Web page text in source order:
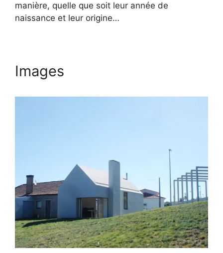
manière, quelle que soit leur année de
naissance et leur origine…
Images